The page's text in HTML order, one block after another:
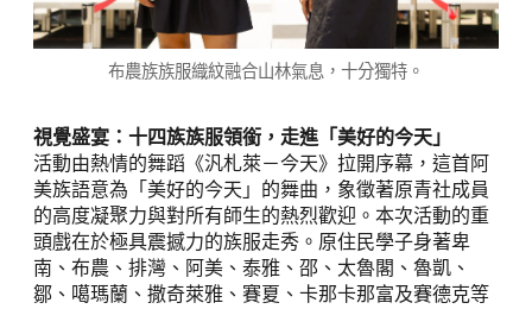
布農族族服織紋融合山林氣息，十分獨特。
視覺盛宴：十四族族服領銜，走進「美好的今天」
活動由熱情的舞蹈《汎札萊－今天》拉開序幕，這首阿
美族語意為「美好的今天」的舞曲，象徵著原青社成員
的高度凝聚力與對所有師生的熱烈歡迎。本次活動的重
頭戲在於極具震撼力的族服走秀。原住民學子身著卑
南、布農、排灣、阿美、泰雅、邵、太魯閣、魯凱、
鄒、噶瑪蘭、撒奇萊雅、賽夏、卡那卡那富及賽德克等